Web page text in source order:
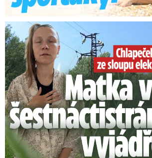
Smrtelný pád chlapce: Matka vydala